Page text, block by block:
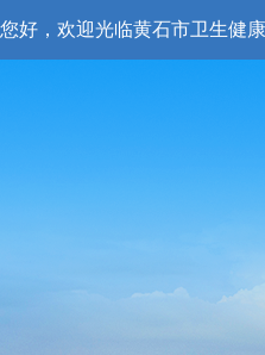
您好，欢迎光临黄石市卫生健